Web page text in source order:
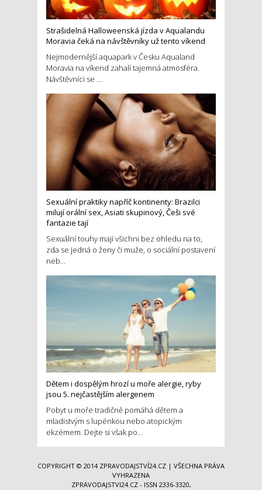
Strašidelná Halloweenská jízda v Aqualandu
Moravia čeká na návštěvníky už tento víkend
Nejmodernější aquapark v Česku Aqualand
Moravia na víkend zahalí tajemná atmosféra.
Návštěvníci se ...
Sexuální praktiky napříč kontinenty: Brazilci
milují orální sex, Asiati skupinový, Češi své
fantazie tají
Sexuální touhy mají všichni bez ohledu na to,
zda se jedná o ženy či muže, o sociální postavení
neb...
Dětem i dospělým hrozí u moře alergie, ryby
jsou 5. nejčastějším alergenem
Pobyt u moře tradičně pomáhá dětem a
mladistvým s lupénkou nebo atopickým
ekzémem. Dejte si však po...
COPYRIGHT © 2014 ZPRAVODAJSTVÍ24.CZ | VŠECHNA PRÁVA
VYHRAZENA
ZPRAVODAJSTVI24.CZ - ISSN 2336-3320,